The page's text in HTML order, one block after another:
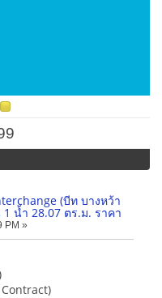
(บีท บางหว้า
น้ำ 28.07 ตร.ม. ราคา
PM »